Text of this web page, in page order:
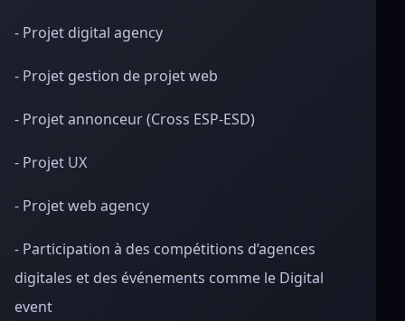
- Projet digital agency
- Projet gestion de projet web
- Projet annonceur (Cross ESP-ESD)
- Projet UX
- Projet web agency
- Participation à des compétitions d’agences
digitales et des événements comme le Digital
event